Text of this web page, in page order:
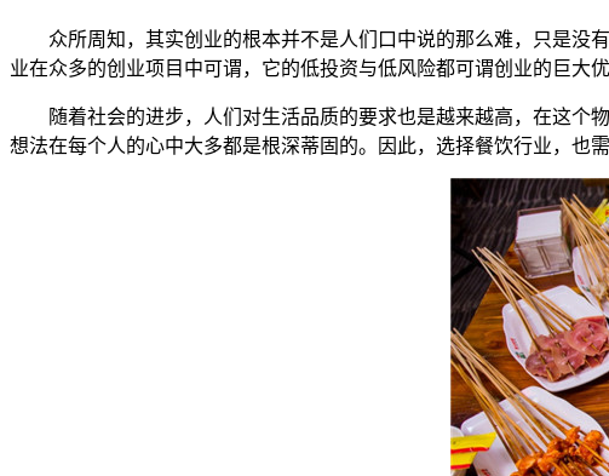
众所周知，其实创业的根本并不是人们口中说的那么难，只是没有
业在众多的创业项目中可谓，它的低投资与低风险都可谓创业的巨大优
随着社会的进步，人们对生活品质的要求也是越来越高，在这个物
想法在每个人的心中大多都是根深蒂固的。因此，选择餐饮行业，也